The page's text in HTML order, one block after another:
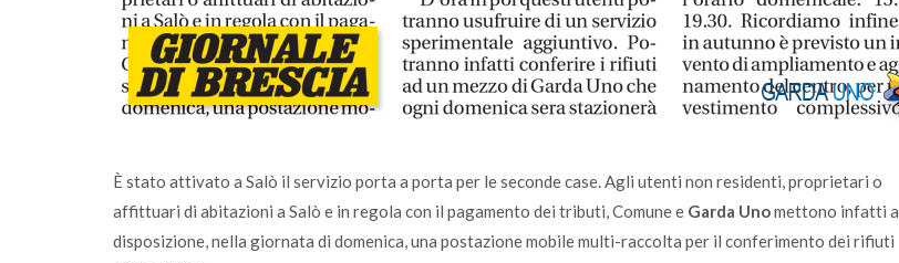
È stato attivato a Salò il servizio porta a porta per le seconde case. Agli utenti non residenti, proprietari o
affittuari di abitazioni a Salò e in regola con il pagamento dei tributi, Comune e Garda Unomettono infatti a
disposizione, nella giornata di domenica, una postazione mobile multi-raccolta per il conferimento dei rifiuti